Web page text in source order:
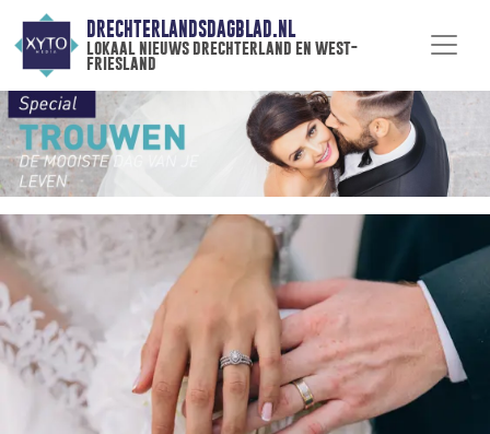
DRECHTERLANDSDAGBLAD.NL
lokaal nieuws drechterland en west-
friesland